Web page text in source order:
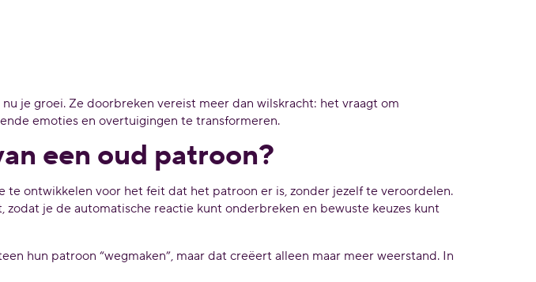
je groei. Ze doorbreken vereist meer dan wilskracht: het vraagt om
emoties en overtuigingen te transformeren.
een oud patroon?
ontwikkelen voor het feit dat het patroon er is, zonder jezelf te veroordelen.
je de automatische reactie kunt onderbreken en bewuste keuzes kunt
hun patroon “wegmaken”, maar dat creëert alleen maar meer weerstand. In